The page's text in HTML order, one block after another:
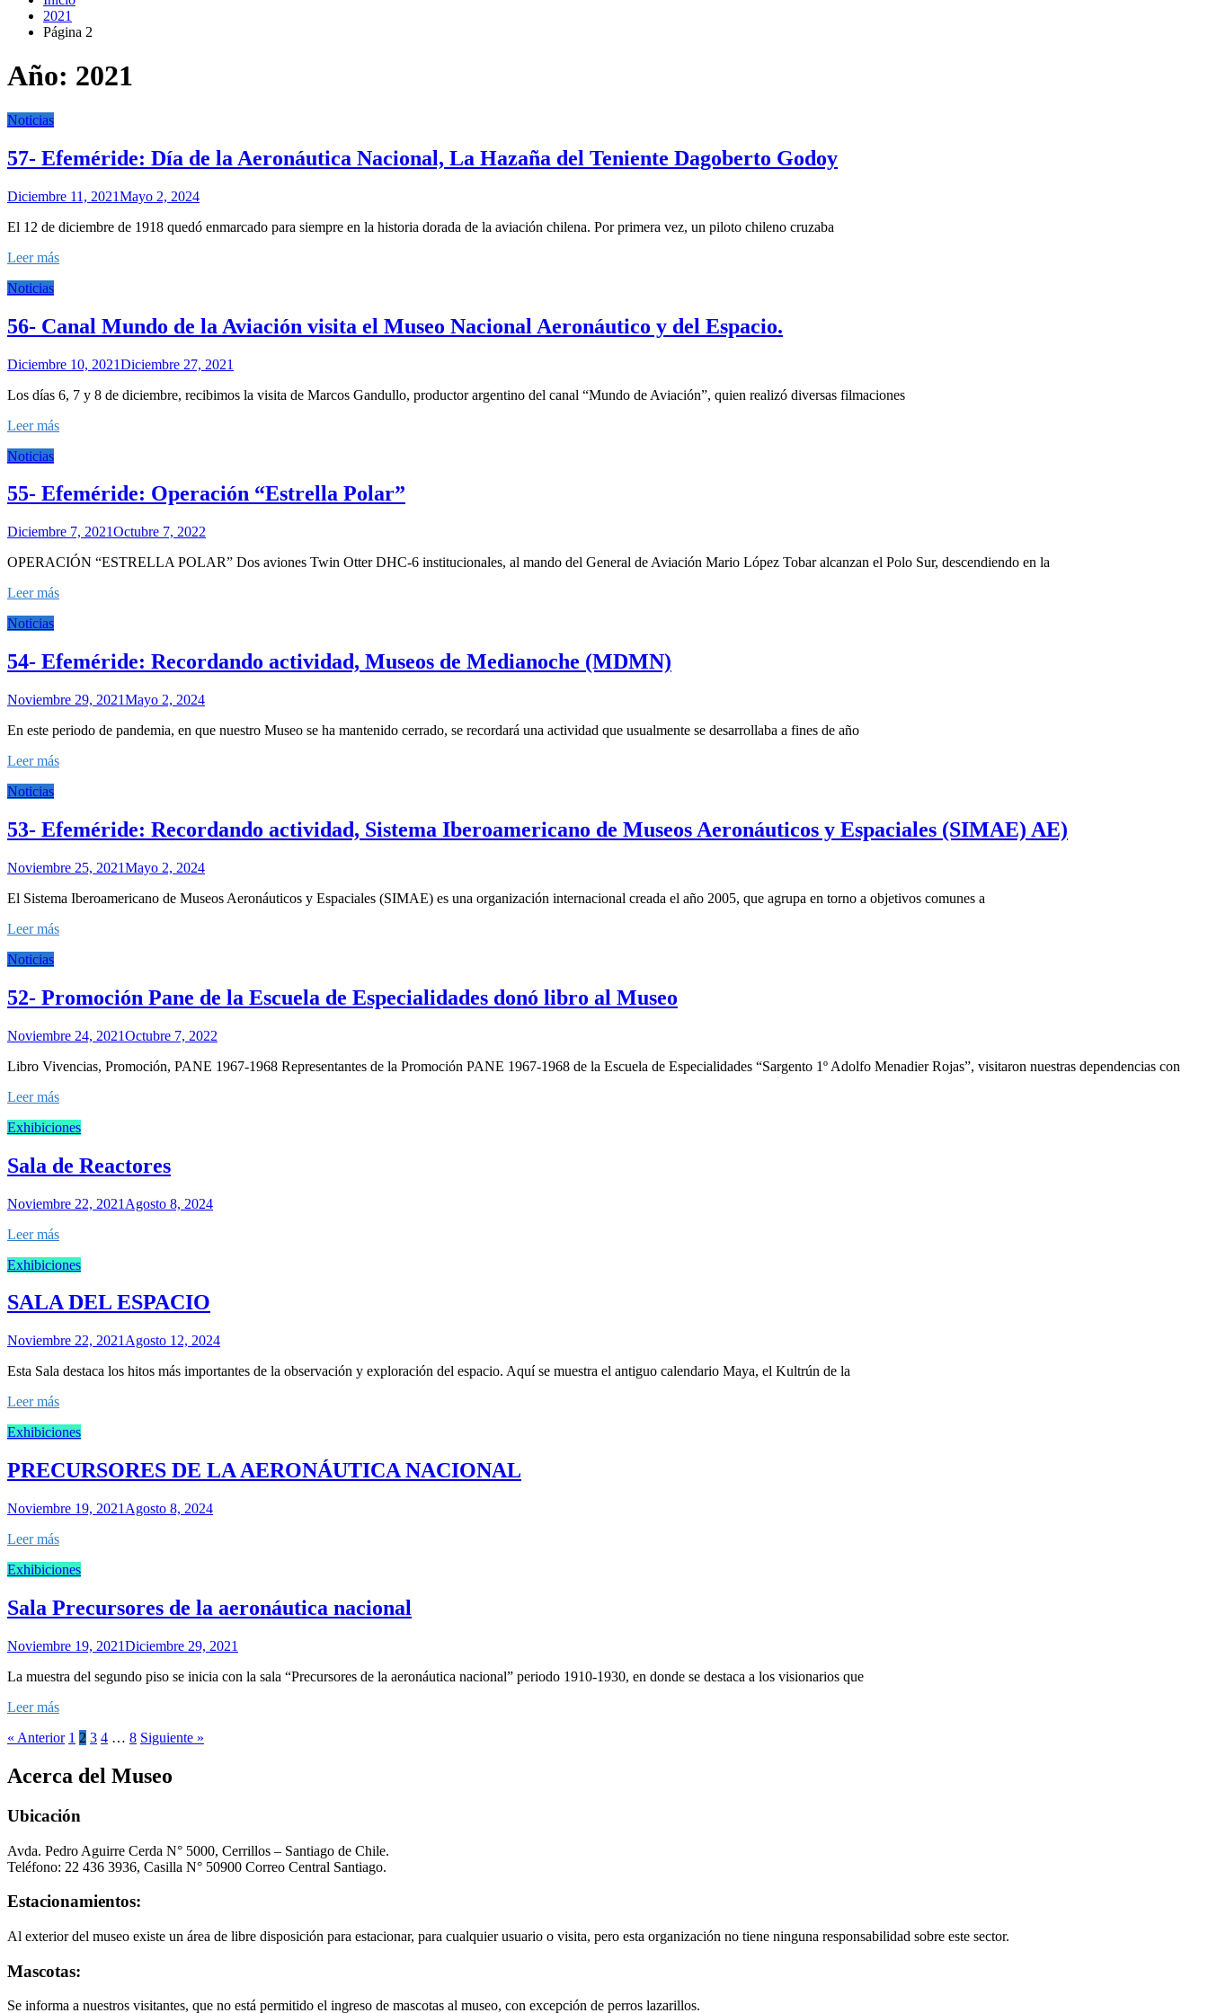
2021
Página 2
Año: 2021
Noticias
57- Efeméride: Día de la Aeronáutica Nacional, La Hazaña del Teniente Dagoberto Godoy
Diciembre 11, 2021Mayo 2, 2024
El 12 de diciembre de 1918 quedó enmarcado para siempre en la historia dorada de la aviación chilena. Por primera vez, un piloto chileno cruzaba
Leer más
Noticias
56- Canal Mundo de la Aviación visita el Museo Nacional Aeronáutico y del Espacio.
Diciembre 10, 2021Diciembre 27, 2021
Los días 6, 7 y 8 de diciembre, recibimos la visita de Marcos Gandullo, productor argentino del canal “Mundo de Aviación”, quien realizó diversas filmaciones
Leer más
Noticias
55- Efeméride: Operación “Estrella Polar”
Diciembre 7, 2021Octubre 7, 2022
OPERACIÓN “ESTRELLA POLAR” Dos aviones Twin Otter DHC-6 institucionales, al mando del General de Aviación Mario López Tobar alcanzan el Polo Sur, descendiendo en la
Leer más
Noticias
54- Efeméride: Recordando actividad, Museos de Medianoche (MDMN)
Noviembre 29, 2021Mayo 2, 2024
En este periodo de pandemia, en que nuestro Museo se ha mantenido cerrado, se recordará una actividad que usualmente se desarrollaba a fines de año
Leer más
Noticias
53- Efeméride: Recordando actividad, Sistema Iberoamericano de Museos Aeronáuticos y Espaciales (SIMAE) AE)
Noviembre 25, 2021Mayo 2, 2024
El Sistema Iberoamericano de Museos Aeronáuticos y Espaciales (SIMAE) es una organización internacional creada el año 2005, que agrupa en torno a objetivos comunes a
Leer más
Noticias
52- Promoción Pane de la Escuela de Especialidades donó libro al Museo
Noviembre 24, 2021Octubre 7, 2022
Libro Vivencias, Promoción, PANE 1967-1968 Representantes de la Promoción PANE 1967-1968 de la Escuela de Especialidades “Sargento 1º Adolfo Menadier Rojas”, visitaron nuestras dependencias con
Leer más
Exhibiciones
Sala de Reactores
Noviembre 22, 2021 Agosto 8, 2024
Leer más
Exhibiciones
SALA DEL ESPACIO
Noviembre 22, 2021 Agosto 12, 2024
Esta Sala destaca los hitos más importantes de la observación y exploración del espacio. Aquí se muestra el antiguo calendario Maya, el Kultrún de la
Leer más
Exhibiciones
PRECURSORES DE LA AERONÁUTICA NACIONAL
Noviembre 19, 2021 Agosto 8, 2024
Leer más
Exhibiciones
Sala Precursores de la aeronáutica nacional
Noviembre 19, 2021Diciembre 29, 2021
La muestra del segundo piso se inicia con la sala “Precursores de la aeronáutica nacional” periodo 1910-1930, en donde se destaca a los visionarios que
Leer más
« Anterior 1 2 3 4 … 8 Siguiente »
Acerca del Museo
Ubicación
Avda. Pedro Aguirre Cerda N° 5000, Cerrillos – Santiago de Chile.
Teléfono: 22 436 3936, Casilla N° 50900 Correo Central Santiago.
Estacionamientos:
Al exterior del museo existe un área de libre disposición para estacionar, para cualquier usuario o visita, pero esta organización no tiene ninguna responsabilidad sobre este sector.
Mascotas:
Se informa a nuestros visitantes, que no está permitido el ingreso de mascotas al museo, con excepción de perros lazarillos.